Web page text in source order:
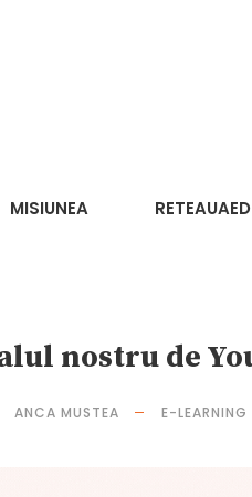
MISIUNEA
nostru de
ANCA MUSTEA E-LEARNING